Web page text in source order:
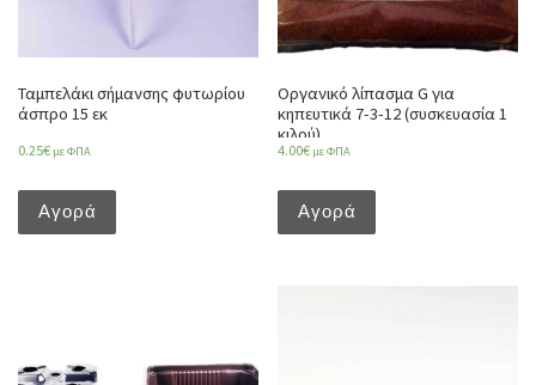
Ταμπελάκι σήμανσης φυτωρίου
άσπρο 15 εκ
0.25€ με ΦΠΑ
Αγορά
Οργανικό λίπασμα G για
κηπευτικά 7-3-12 (συσκευασία 1
κιλού)
4.00€ με ΦΠΑ
Αγορά